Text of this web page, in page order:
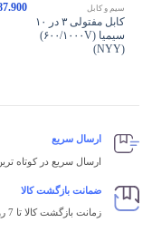
سیم و کابل
کابل مفتولی ۳ در ۱۰
سیمیا (۶۰۰/۱۰۰۰V)
(NYY)
ارسال سریع
ارسال سریع در کوتاه
ضمانت بازگشت کالا
زمانت بازگشت کالا تا 7 روز